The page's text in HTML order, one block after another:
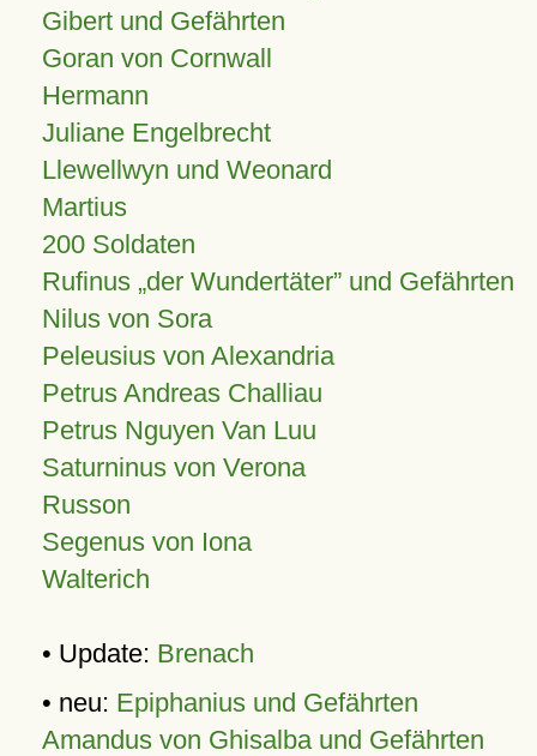
Gibert und Gefährten
Goran von Cornwall
Hermann
Juliane Engelbrecht
Llewellwyn und Weonard
Martius
200 Soldaten
Rufinus „der Wundertäter” und Gefährten
Nilus von Sora
Peleusius von Alexandria
Petrus Andreas Challiau
Petrus Nguyen Van Luu
Saturninus von Verona
Russon
Segenus von Iona
Walterich
• Update: Brenach
• neu: Epiphanius und Gefährten
Amandus von Ghisalba und Gefährten